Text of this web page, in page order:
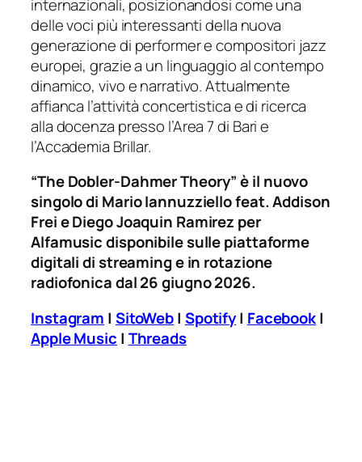
internazionali, posizionandosi come una
delle voci più interessanti della nuova
generazione di performer e compositori jazz
europei, grazie a un linguaggio al contempo
dinamico, vivo e narrativo. Attualmente
affianca l’attività concertistica e di ricerca
alla docenza presso l’Area 7 di Bari e
l’Accademia Brillar.
“The Dobler-Dahmer Theory” è il nuovo
singolo di Mario Iannuzziello feat. Addison
Frei e Diego Joaquin Ramirez per
Alfamusic disponibile sulle piattaforme
digitali di streaming e in rotazione
radiofonica dal 26 giugno 2026.
Instagram | SitoWeb| Spotify| Facebook|
Apple Music | Threads